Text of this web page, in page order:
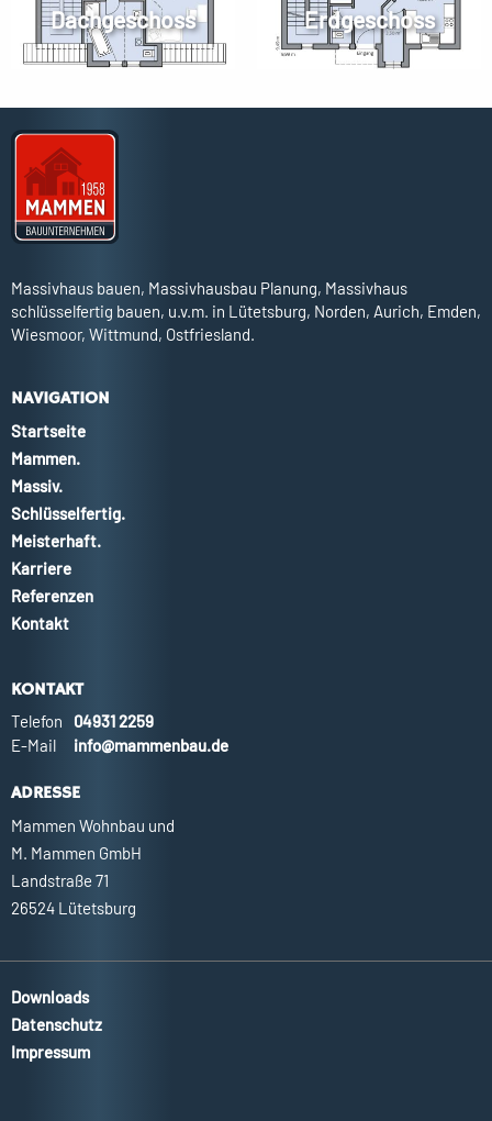
Dachgeschoss Erdgeschoss
Massivhaus bauen, Massivhausbau Planung, Massivhaus
schlüsselfertig bauen, u.v.m. in Lütetsburg, Norden, Aurich, Emden,
Wiesmoor, Wittmund, Ostfriesland.
NAVIGATION
Startseite
Mammen.
Massiv.
Schlüsselfertig.
Meisterhaft.
Karriere
Referenzen
Kontakt
KONTAKT
Telefon
04931 2259
E-Mail
info@mammenbau.de
ADRESSE
Mammen Wohnbau und
M. Mammen GmbH
Landstraße 71
26524 Lütetsburg
Downloads
Datenschutz
Impressum